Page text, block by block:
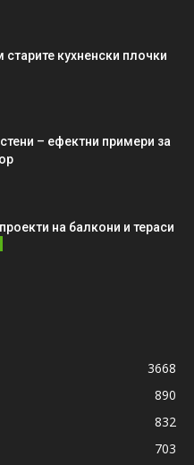
старите кухненски плочки
– ефектни примери за
на балкони и тераси
3668
890
832
703